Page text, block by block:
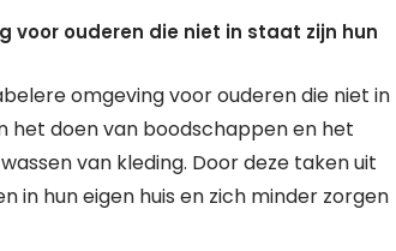
voor ouderen die niet in staat zijn hun
omgeving voor ouderen die niet in
het doen van boodschappen en het
van kleding. Door deze taken uit
in hun eigen huis en zich minder zorgen